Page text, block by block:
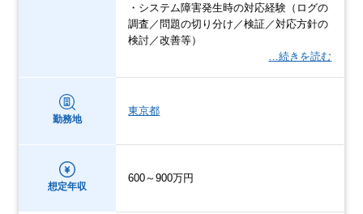
・システム障害発生時の対応経験（ログの
調査／問題の切り分け／検証／対応方針の
検討／改善等）
…続きを読む
勤務地
東京都
想定年収
600～900万円